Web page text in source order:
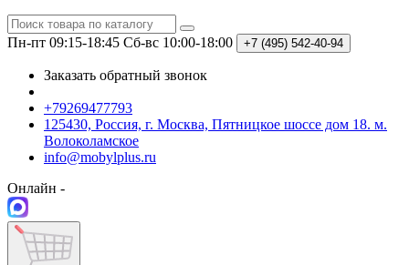
Пн-пт 09:15-18:45 Сб-вс 10:00-18:00 +7 (495) 542-40-94
Заказать обратный звонок
+79269477793
125430, Россия, г. Москва, Пятницкое шоссе дом 18. м.
Волоколамское
info@mobylplus.ru
Онлайн -